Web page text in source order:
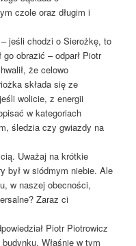
czole oraz długim i
jeśli chodzi o Sierożkę, to
obrazić – odparł Piotr
że celowo
składa się ze
wolicie, z energii
w kategoriach
śledzia czy gwiazdy na
Uważaj na krótkie
był w siódmym niebie. Ale
w naszej obecności,
Zaraz ci
Piotr Piotrowicz
Właśnie w tym